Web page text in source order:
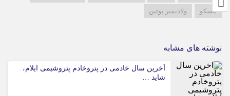
مسکو
ولادیمیر پوتین
نوشته های مشابه
آخرین سال خادمی در پتروخادم پتروشیمی ایلام،
شاید …